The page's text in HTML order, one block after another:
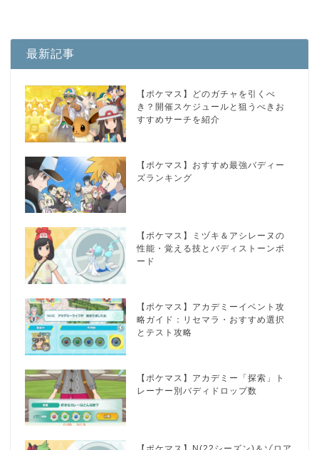
最新記事
【ポケマス】どのガチャを引くべ
き？開催スケジュールと狙うべきお
すすめサーチを紹介
【ポケマス】おすすめ最強バディー
ズランキング
【ポケマス】ミヅキ＆アシレーヌの
性能・覚える技とバディストーンボ
ード
【ポケマス】アカデミーイベント攻
略ガイド：リセマラ・おすすめ選択
とテスト攻略
【ポケマス】アカデミー「探索」ト
レーナー別バディドロップ数